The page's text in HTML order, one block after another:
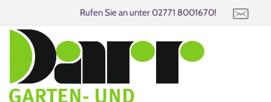
Rufen Sie an unter02771 8001670!